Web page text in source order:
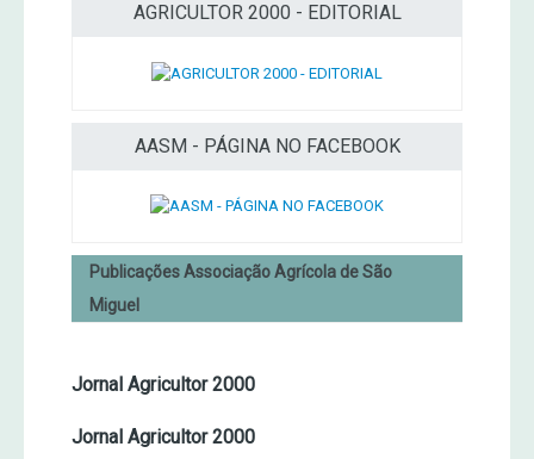
AGRICULTOR 2000 - EDITORIAL
AASM - PÁGINA NO FACEBOOK
Publicações Associação Agrícola de São
Miguel
Jornal Agricultor 2000
Jornal Agricultor 2000